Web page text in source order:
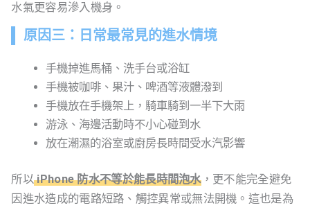
水氣更容易滲入機身。
原因三：日常最常見的進水情境
手機掉進馬桶、洗手台或浴缸
手機被咖啡、果汁、啤酒等液體潑到
手機放在手機架上，騎車騎到一半下大雨
游泳、海邊活動時不小心碰到水
放在潮濕的浴室或廚房長時間受水汽影響
所以 iPhone 防水不等於能長時間泡水，更不能完全避免
因進水造成的電路短路、觸控異常或無法開機。這也是為